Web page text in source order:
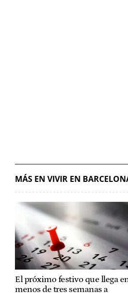
MÁS EN VIVIR EN
El próximo festivo que llega
menos de tres semanas a